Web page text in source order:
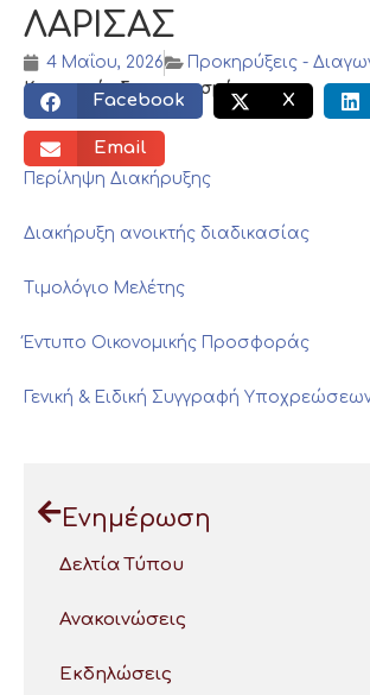
ΛΑΡΙΣΑΣ
4 Μαΐου, 2026
Προκηρύξεις -
Κοινωνικός διαμοιρασμός:
Facebook X
Email
Περίληψη Διακήρυξης
Διακήρυξη ανοικτής διαδικασίας
Τιμολόγιο Μελέτης
Έντυπο Οικονομικής Προσφοράς
Γενική & Ειδική Συγγραφή
Ενημέρωση
Δελτία Τύπου
Ανακοινώσεις
Εκδηλώσεις